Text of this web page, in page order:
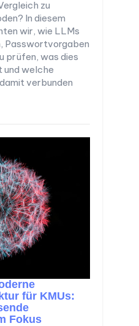
zu
In diesem
wir, wie LLMs
Passwortvorgaben
prüfen, was dies
welche
verbunden
für KMUs:
Fokus